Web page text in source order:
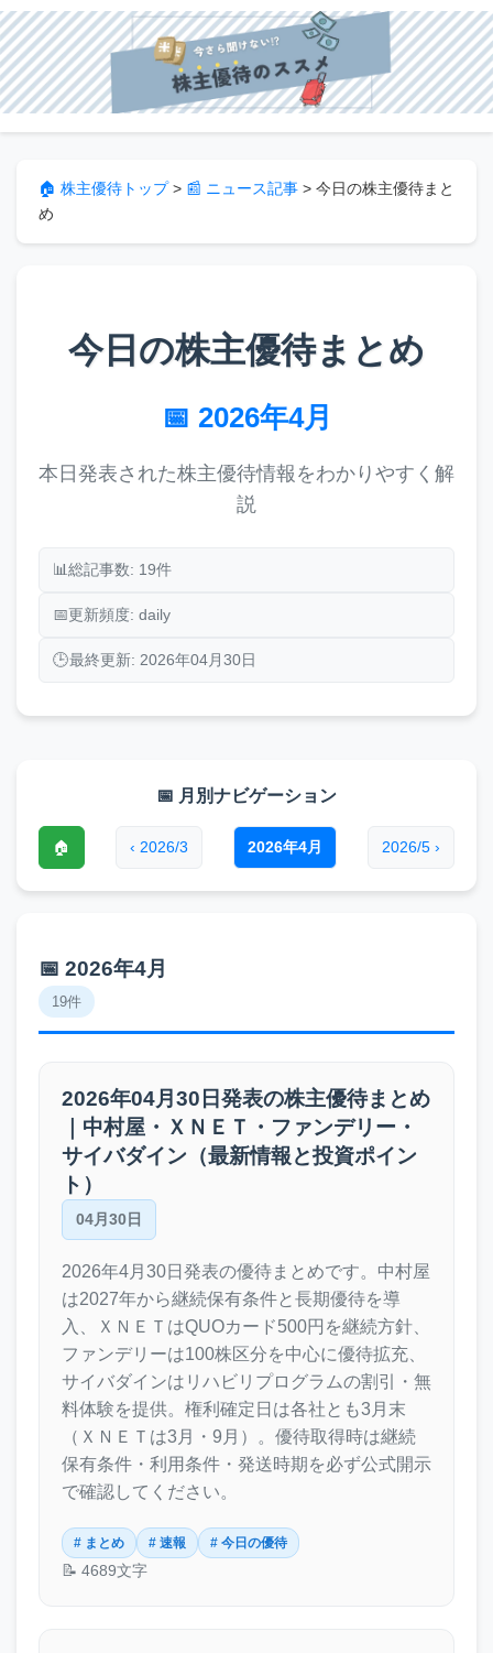
🏠 株主優待トップ> 📰 ニュース記事 > 今日の株主優待まと
め
今日の株主優待まとめ
📅 2026年4月
本日発表された株主優待情報をわかりやすく解
説
📊総記事数: 19件
📅更新頻度: daily
🕒最終更新: 2026年04月30日
📅 月別ナビゲーション
🏠 ‹ 2026/3 2026年4月 2026/5 ›
📅 2026年4月
19件
2026年04月30日発表の株主優待まとめ
｜中村屋・ＸＮＥＴ・ファンデリー・
サイバダイン（最新情報と投資ポイン
ト）
04月30日
2026年4月30日発表の優待まとめです。中村屋
は2027年から継続保有条件と長期優待を導
入、ＸＮＥＴはQUOカード500円を継続方針、
ファンデリーは100株区分を中心に優待拡充、
サイバダインはリハビリプログラムの割引・無
料体験を提供。権利確定日は各社とも3月末
（ＸＮＥＴは3月・9月）。優待取得時は継続
保有条件・利用条件・発送時期を必ず公式開示
で確認してください。
# まとめ # 速報 # 今日の優待
📝 4689文字